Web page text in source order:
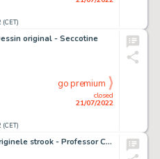
original - Seccotine
closed
21/07/2022
go premium
Voges, Carol - Originele strook - Professor Créghel - Voor de poorten van Boelmania - (1947)